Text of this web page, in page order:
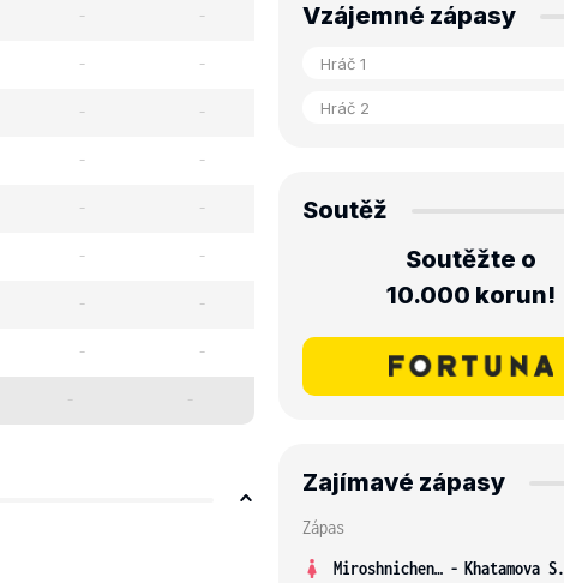
- -
- -
- -
- -
- -
- -
- -
- -
- -
Vzájemné zápasy
Soutěž
Soutěžte o
10.000 korun!
Zajímavé zápasy
Zápas
Miroshnichenko V. - Khatamova S.